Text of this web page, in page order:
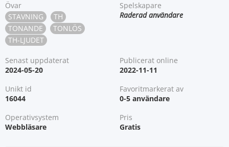
Övar
STAVNING
TH
TONANDE
TONLÖS
TH-LJUDET
Spelskapare
Raderad användare
Senast uppdaterat
2024-05-20
Publicerat online
2022-11-11
Unikt id
16044
Favoritmarkerat av
0-5 användare
Operativsystem
Webbläsare
Pris
Gratis